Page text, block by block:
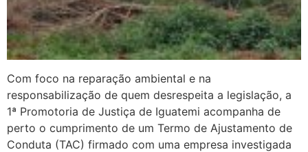
Com foco na reparação ambiental e na
responsabilização de quem desrespeita a legislação, a
1ª Promotoria de Justiça de Iguatemi acompanha de
perto o cumprimento de um Termo de Ajustamento de
Conduta (TAC) firmado com uma empresa investigada